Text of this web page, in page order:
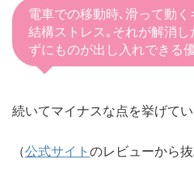
電車での移動時､滑って動
結構ストレス｡それが解消
ずにものが出し入れできる
続いてマイナスな点を挙げてい
（公式サイトのレビューから抜